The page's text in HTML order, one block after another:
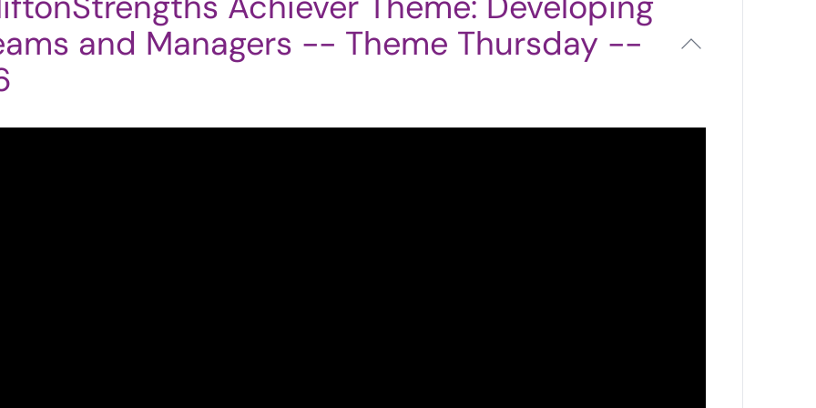
and Managers -- Theme Thursday --